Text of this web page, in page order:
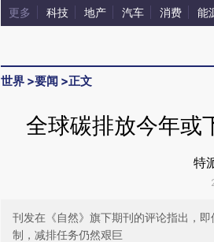
更多 科技 地产 汽车 消费 能
世界 >要闻 >正文
全球碳排放今年或
特
刊发在《自然》旗下期刊的评论指出，
制，减排任务仍然艰巨